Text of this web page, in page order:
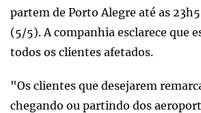
partem de Porto Alegre até as
(5/5). A companhia esclarece que
todos os clientes afetados.
"Os clientes que desejarem
chegando ou partindo dos